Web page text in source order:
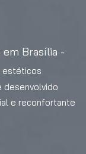
Brasília -
estéticos
desenvolvido
e reconfortante